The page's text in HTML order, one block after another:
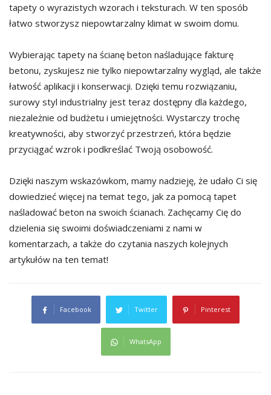
tapety o wyrazistych wzorach i teksturach. W ten sposób
łatwo stworzysz niepowtarzalny klimat w swoim domu.
Wybierając tapety na ścianę beton naśladujące fakturę
betonu, zyskujesz nie tylko niepowtarzalny wygląd, ale także
łatwość aplikacji i konserwacji. Dzięki temu rozwiązaniu,
surowy styl industrialny jest teraz dostępny dla każdego,
niezależnie od budżetu i umiejętności. Wystarczy trochę
kreatywności, aby stworzyć przestrzeń, która będzie
przyciągać wzrok i podkreślać Twoją osobowość.
Dzięki naszym wskazówkom, mamy nadzieję, że udało Ci się
dowiedzieć więcej na temat tego, jak za pomocą tapet
naśladować beton na swoich ścianach. Zachęcamy Cię do
dzielenia się swoimi doświadczeniami z nami w
komentarzach, a także do czytania naszych kolejnych
artykułów na ten temat!
Facebook Twitter Pinterest
WhatsApp